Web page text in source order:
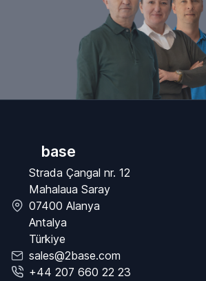
base
Strada Çangal nr. 12
Mahalaua Saray
07400 Alanya
Antalya
Türkiye
sales@2base.com
+44 207 660 22 23